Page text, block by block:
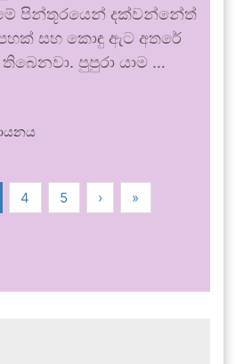
පින්තූරයෙන් දක්වන්නේත්
සහ කොඳු ඇට අතරේ
පුපුරා යාම …
4 5 › »